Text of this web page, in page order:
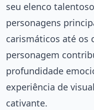
seu elenco
personagens
carismáticos até os
personagem
profundidade
experiência de
cativante.